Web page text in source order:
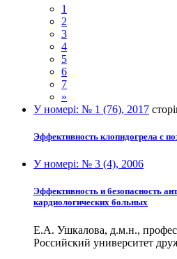
1
2
3
4
5
6
7
»
У номері: № 1 (76), 2017
Эффективность клопидогрела с
У номері: № 3 (4), 2006
Эффективность и безопасность
кардиологических больных
Е.А. Ушкалова, д.м.н.,
Российский университет